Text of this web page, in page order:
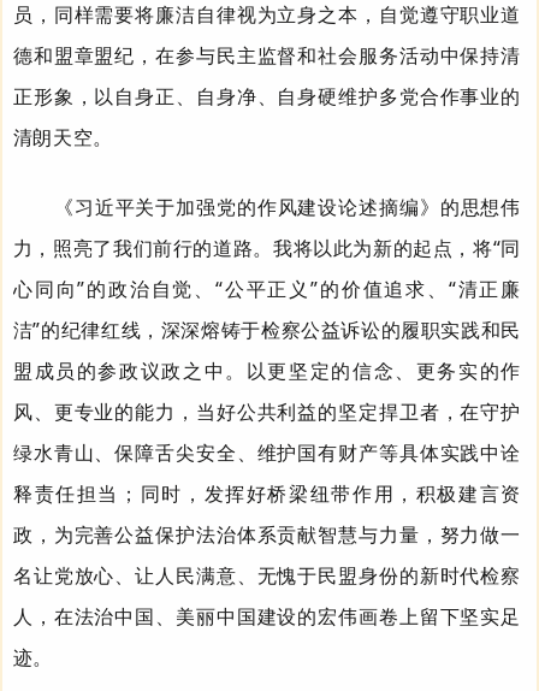
员，同样需要将廉洁自律视为立身之本，自觉遵守职业道
德和盟章盟纪，在参与民主监督和社会服务活动中保持清
正形象，以自身正、自身净、自身硬维护多党合作事业的
清朗天空。
《习近平关于加强党的作风建设论述摘编》的思想伟
力，照亮了我们前行的道路。我将以此为新的起点，将“同
心同向”的政治自觉、“公平正义”的价值追求、“清正廉
洁”的纪律红线，深深熔铸于检察公益诉讼的履职实践和民
盟成员的参政议政之中。以更坚定的信念、更务实的作
风、更专业的能力，当好公共利益的坚定捍卫者，在守护
绿水青山、保障舌尖安全、维护国有财产等具体实践中诠
释责任担当；同时，发挥好桥梁纽带作用，积极建言资
政，为完善公益保护法治体系贡献智慧与力量，努力做一
名让党放心、让人民满意、无愧于民盟身份的新时代检察
人，在法治中国、美丽中国建设的宏伟画卷上留下坚实足
迹。